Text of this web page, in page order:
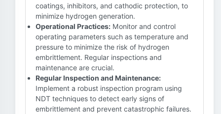
coatings, inhibitors, and cathodic protection, to
minimize hydrogen generation.
Operational Practices: Monitor and control
operating parameters such as temperature and
pressure to minimize the risk of hydrogen
embrittlement. Regular inspections and
maintenance are crucial.
Regular Inspection and Maintenance:
Implement a robust inspection program using
NDT techniques to detect early signs of
embrittlement and prevent catastrophic failures.